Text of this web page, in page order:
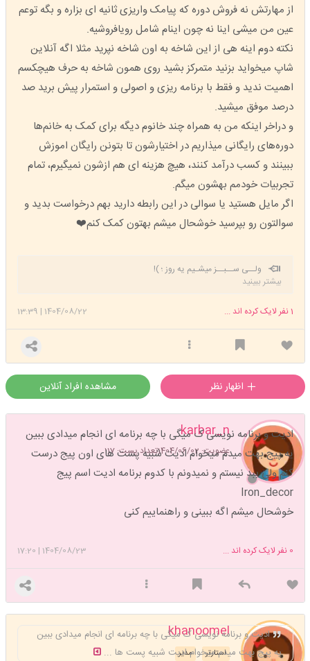
از مهارتش نه فروش دوره که پیامک واریزی ثانیه ای بزاره و بگه توعم
عین من میشی اینا نه چون اینام شامل رویافروشیه.
نکته دوم اینه هی از این شاخه به اون شاخه نپرید مثلا اگه آنلاین
شاپ میخواید بزنید متمرکز بشید روی همون شاخه به حرف هیچکسم
اهمیت ندید و فقط با برنامه ریزی و اصولی و استمرار پیش برید صد
درصد موفق میشید.
و دراخر اینکه من به همراه چند خانوم دیگه برای کمک به خانم‌ها
دوره‌های رایگانی میذاریم در اختیارشون تا بتونن رایگان اموزش
ببینند و کسب درآمد کنند، هیچ هزینه ای هم ازشون نمیگیرم، تمام
تجربیات خودمم بهشون میگم.
اگر مایل هستید یا سوالی در این رابطه دارید بهم درخواست بدید و
سوالتون رو بپرسید خوشحال میشم بهتون کمک کنم❤️
ولــی ســبــز میشـیم یه‌ روز ؛ )!
بیشتر ببینید
1404/08/22
|
13:39 1نفر لایک کرده اند ...
مشاهده افراد آنلاین
karbar_n
عضویت: 1404/06/02 تعداد پست: 117
ادیت و برنامه نویسی ک میگی با چه برنامه ای انجام میدادی ببین
یه پیج بهت میدم میخوام ادیت شبیه پست های اون پیج درست
کنم ولی ببد نیستم و نمیدونم با کدوم برنامه ادیت اسم پیج
Iron_decor
خوشحال میشم اگه ببینی و راهنماییم کنی
1404/08/23
|
17:20 0 نفر لایک کرده اند ...
khanoomel
مدیر استارتر
ادیت و برنامه نویسی ک میگی با چه برنامه ای انجام میدادی ببین
یه پیج بهت میدم میخوام ادیت شبیه پست ها ...